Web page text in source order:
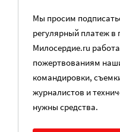
Мы просим
регулярный платеж в
Милосердие.ru
пожертвованиям
командировки,
журналистов и
нужны средства.